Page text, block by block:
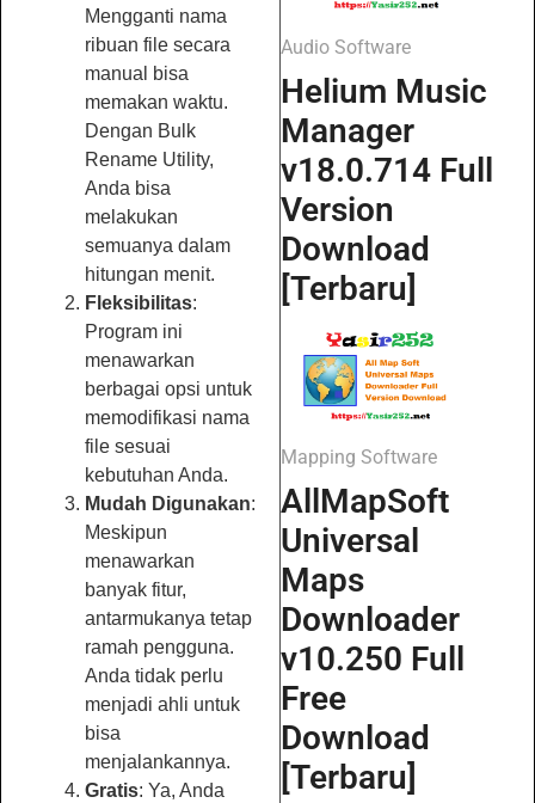
Mengganti nama
ribuan file secara
manual bisa
memakan waktu.
Dengan Bulk
Rename Utility,
Anda bisa
melakukan
semuanya dalam
hitungan menit.
Fleksibilitas:
Program ini
menawarkan
berbagai opsi untuk
memodifikasi nama
file sesuai
kebutuhan Anda.
Mudah Digunakan:
Meskipun
menawarkan
banyak fitur,
antarmukanya tetap
ramah pengguna.
Anda tidak perlu
menjadi ahli untuk
bisa
menjalankannya.
Gratis: Ya, Anda
Audio Software
Helium Music
Manager
v18.0.714 Full
Version
Download
[Terbaru]
Mapping Software
AllMapSoft
Universal
Maps
Downloader
v10.250 Full
Free
Download
[Terbaru]